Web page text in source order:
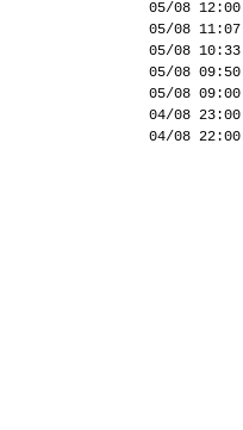
05/08 12:00
05/08 11:07
05/08 10:33
05/08 09:50
05/08 09:00
04/08 23:00
04/08 22:00